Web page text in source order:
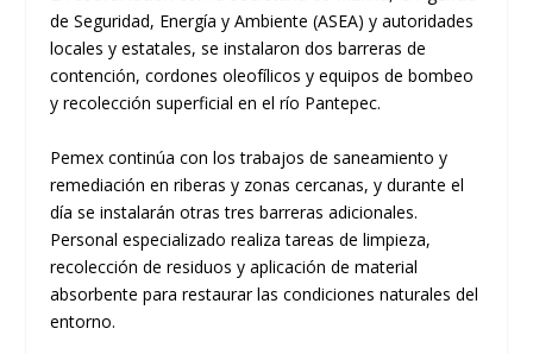
de Seguridad, Energía y Ambiente (ASEA) y autoridades
locales y estatales, se instalaron dos barreras de
contención, cordones oleofílicos y equipos de bombeo
y recolección superficial en el río Pantepec.
Pemex continúa con los trabajos de saneamiento y
remediación en riberas y zonas cercanas, y durante el
día se instalarán otras tres barreras adicionales.
Personal especializado realiza tareas de limpieza,
recolección de residuos y aplicación de material
absorbente para restaurar las condiciones naturales del
entorno.